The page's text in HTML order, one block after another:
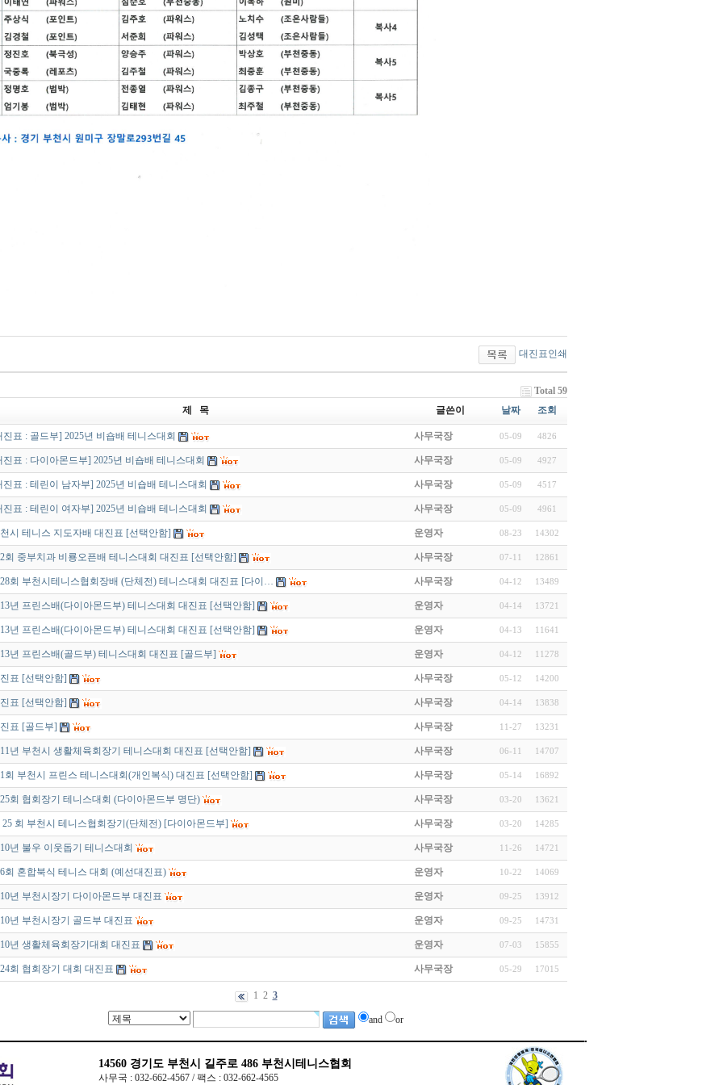
대진표인쇄
Total 59
제 목
글쓴이 날짜 조회
진표 : 골드부] 2025년 비숍배 테니스대회 사무국장 05-09 4826
진표 : 다이아몬드부] 2025년 비숍배 테니스대회 사무국장 05-09 4927
진표 : 테린이 남자부] 2025년 비숍배 테니스대회 사무국장 05-09 4517
진표 : 테린이 여자부] 2025년 비숍배 테니스대회 사무국장 05-09 4961
시 테니스 지도자배 대진표 [선택안함] 운영자 08-23 14302
회 중부치과 비룡오픈배 테니스대회 대진표 [선택안함] 사무국장 07-11 12861
회 부천시테니스협회장배 (단체전) 테니스대회 대진표 [다이… 사무국장 04-12 13489
년 프린스배(다이아몬드부) 테니스대회 대진표 [선택안함] 운영자 04-14 13721
년 프린스배(다이아몬드부) 테니스대회 대진표 [선택안함] 운영자 04-13 11641
년 프린스배(골드부) 테니스대회 대진표 [골드부] 운영자 04-12 11278
표 [선택안함] 사무국장 05-12 14200
표 [선택안함] 사무국장 04-14 13838
표 [골드부] 사무국장 11-27 13231
년 부천시 생활체육회장기 테니스대회 대진표 [선택안함] 사무국장 06-11 14707
회 부천시 프린스 테니스대회(개인복식) 대진표 [선택안함] 사무국장 05-14 16892
회 협회장기 테니스대회 (다이아몬드부 명단) 사무국장 03-20 13621
25 회 부천시 테니스협회장기(단체전) [다이아몬드부] 사무국장 03-20 14285
년 불우 이웃돕기 테니스대회 사무국장 11-26 14721
회 혼합북식 테니스 대회 (예선대진표) 운영자 10-22 14069
년 부천시장기 다이아몬드부 대진표 운영자 09-25 13912
년 부천시장기 골드부 대진표 운영자 09-25 14731
년 생활체육회장기대회 대진표 운영자 07-03 15855
회 협회장기 대회 대진표 사무국장 05-29 17015
1 2 3
and or
14560 경기도 부천시 길주로 486 부천시테니스협회
사무국 : 032-662-4567 / 팩스 : 032-662-4565